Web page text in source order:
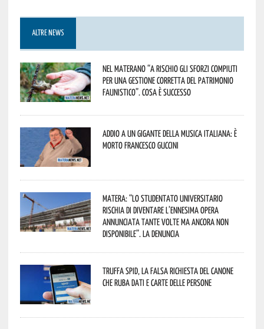
ALTRE NEWS
Nel materano “a rischio gli sforzi compiuti
per una gestione corretta del patrimonio
faunistico”. Cosa è successo
Addio a un gigante della musica italiana: è
morto Francesco Guccini
Matera: “Lo studentato universitario
rischia di diventare l’ennesima opera
annunciata tante volte ma ancora non
disponibile”. La denuncia
Truffa Spid, la falsa richiesta del canone
che ruba dati e carte delle persone